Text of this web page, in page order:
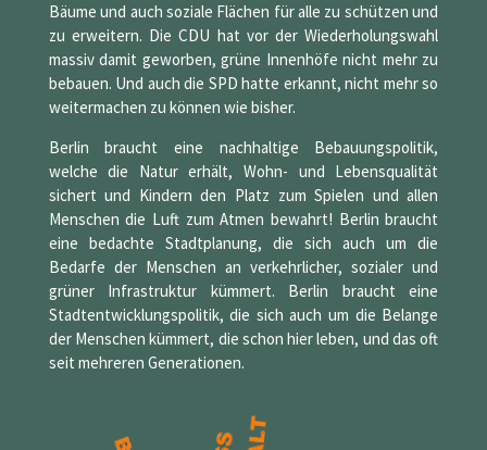
Bäume und auch soziale Flächen für alle zu schützen und
zu erweitern. Die CDU hat vor der Wiederholungswahl
massiv damit geworben, grüne Innenhöfe nicht mehr zu
bebauen. Und auch die SPD hatte erkannt, nicht mehr so
weitermachen zu können wie bisher.
Berlin braucht eine nachhaltige Bebauungspolitik,
welche die Natur erhält, Wohn- und Lebensqualität
sichert und Kindern den Platz zum Spielen und allen
Menschen die Luft zum Atmen bewahrt! Berlin braucht
eine bedachte Stadtplanung, die sich auch um die
Bedarfe der Menschen an verkehrlicher, sozialer und
grüner Infrastruktur kümmert. Berlin braucht eine
Stadtentwicklungspolitik, die sich auch um die Belange
der Menschen kümmert, die schon hier leben, und das oft
seit mehreren Generationen.